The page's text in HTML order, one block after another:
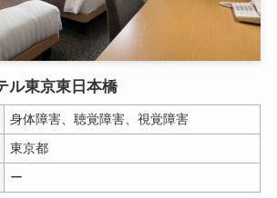
ル東京東日本橋
身体障害、聴覚障害、視覚障害
東京都
ー